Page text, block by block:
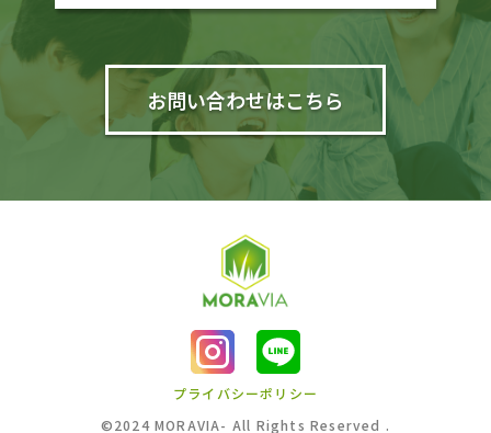
お問い合わせはこちら
プライバシーポリシー
©︎2024 MORAVIA- All Rights Reserved .